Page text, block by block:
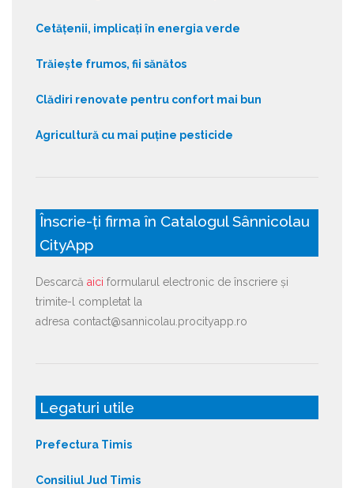
Cetățenii, implicați în energia verde
Trăiește frumos, fii sănătos
Clădiri renovate pentru confort mai bun
Agricultură cu mai puține pesticide
Înscrie-ți firma în Catalogul Sânnicolau
CityApp
Descarcă aici formularul electronic de înscriere și
trimite-l completat la
adresa contact@sannicolau.procityapp.ro
Legaturi utile
Prefectura Timis
Consiliul Jud Timis